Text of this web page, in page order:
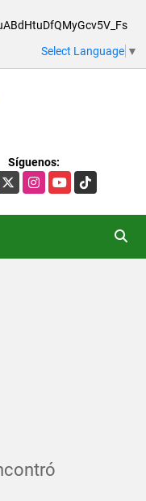
Select Language ▼
Síguenos:
X InstagramYouTubeTikTok